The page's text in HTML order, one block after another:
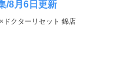
/8月6日更新
ドクターリセット 錦店